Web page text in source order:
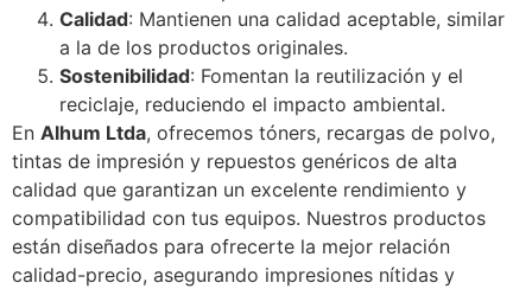
Calidad: Mantienen una calidad aceptable, similar
a la de los productos originales.
Sostenibilidad: Fomentan la reutilización y el
reciclaje, reduciendo el impacto ambiental.
En Alhum Ltda, ofrecemos tóners, recargas de polvo,
tintas de impresión y repuestos genéricos de alta
calidad que garantizan un excelente rendimiento y
compatibilidad con tus equipos. Nuestros productos
están diseñados para ofrecerte la mejor relación
calidad-precio, asegurando impresiones nítidas y